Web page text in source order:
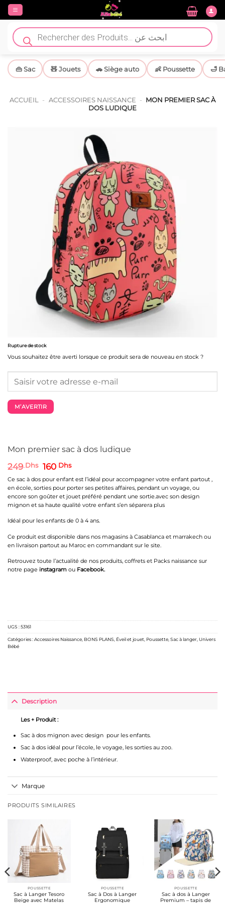
Passer
contenu
Recherche
de
produits
👜 Sac 🧸 Jouets 🚗 Siège auto 👶 Poussette 🛁
ACCUEIL - ACCESSOIRES NAISSANCE - MON PREMIER SAC À
DOS LUDIQUE
Mon premier sac à dos ludique
249Dhs Le
initial
était :
249 Dhs.
160 DhsLe
prix
actuel
est :
160 Dhs.
Ce sac à dos pour enfant est l’idéal pour accompagner votre enfant partout ,
en école, sorties pour porter ses petites affaires, pendant un voyage, ou
encore son goûter et jouet préféré pendant une sortie.avec son design
mignon et sa haute qualité votre enfant s’en séparera plus
Idéal pour les enfants de 0 à 4 ans.
Ce produit est disponible dans nos magasins à Casablanca et marrakech ou
en livraison partout au Maroc en commandant sur le site.
Retrouvez toute l’actualité de nos produits, coffrets et Packs naissance sur
notre page instagram ou Facebook.
Rupture de stock
Vous souhaitez être averti lorsque ce produit sera de nouveau en stock ?
M’AVERTIR
UGS :53161
Catégories :Accessoires Naissance BONS PLANS Éveil et jouet Poussette Sac à langer Univers
Bébé
Description
Les + Produit :
Sac à dos mignon avec design pour les enfants.
Sac à dos idéal pour l’école, le voyage, les sorties au zoo.
Waterproof, avec poche à l’intérieur.
Marque
PRODUITS SIMILAIRES
POUSSETTE
Sac à Langer Tesoro
Beige avec Matelas
POUSSETTE
Sac à Dos à Langer
Ergonomique
POUSSETTE
Sac à dos à Langer
Premium – tapis de